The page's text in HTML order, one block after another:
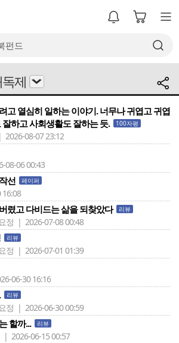
제
고 열심히 일하는 이야기. 너무나 귀엽고 귀엽
하고 사회생활도 잘하는 듯.
100자평
08-07 23:12
06 00:43
선 페이퍼
렸고 다비드는 삶을 되찾았다 리뷰
정 | 2026-07-08 00:48
리뷰
정 | 2026-07-01 01:39
06-30 16:16
리뷰
정 | 2026-06-30 00:59
할까... 리뷰
| 2026-06-15 00:57